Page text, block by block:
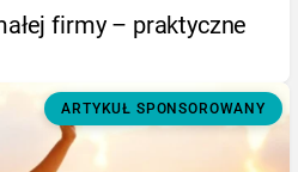
firmy – praktyczne
ARTYKUŁ SPONSOROWANY